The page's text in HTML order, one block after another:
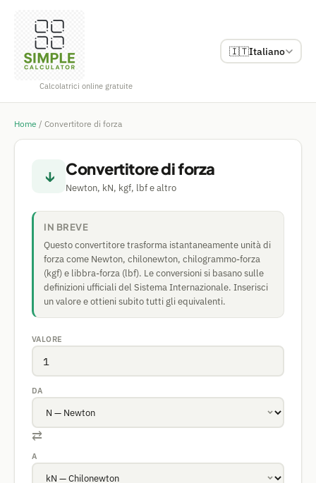
Calcolatrici online gratuite
🇮🇹Italiano
Home / Convertitore di forza
↓ Convertitore di forza
Newton, kN, kgf, lbf e altro
IN BREVE
Questo convertitore trasforma istantaneamente unità di
forza come Newton, chilonewton, chilogrammo-forza
(kgf) e libbra-forza (lbf). Le conversioni si basano sulle
definizioni ufficiali del Sistema Internazionale. Inserisci
un valore e ottieni subito tutti gli equivalenti.
VALORE
DA
⇄
A